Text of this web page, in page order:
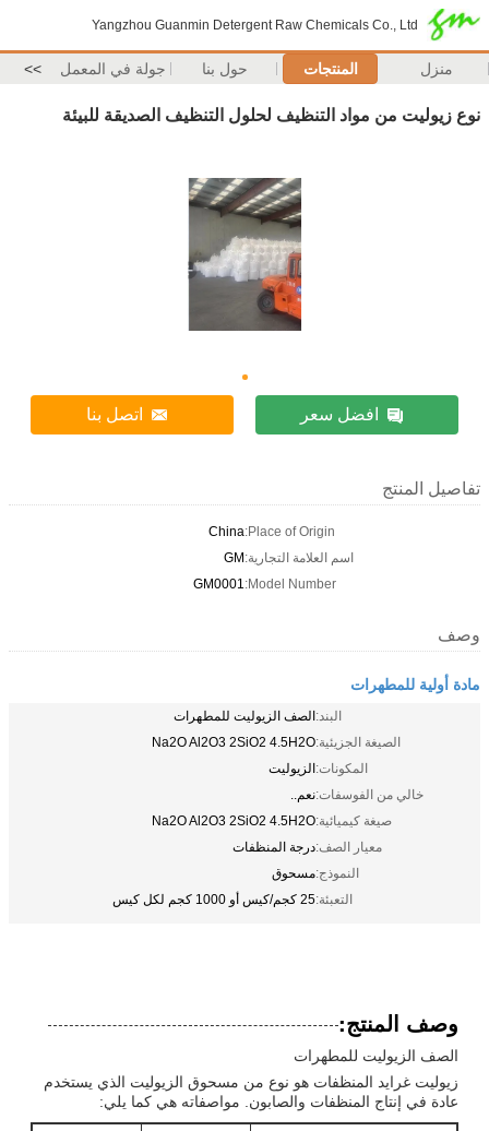
Yangzhou Guanmin Detergent Raw Chemicals Co., Ltd
منزل المنتجات حول بنا جولة في المعمل >>
نوع زيوليت من مواد التنظيف لحلول التنظيف الصديقة للبيئة
افضل سعر اتصل بنا
تفاصيل المنتج
Place of Origin:
China
اسم العلامة التجارية:GM
Model Number:
GM0001
وصف
مادة أولية للمطهرات
البند:الصف الزيوليت للمطهرات
الصيغة الجزيئية:Na2O Al2O3 2SiO2 4.5H2O
المكونات:الزيوليت
خالي من الفوسفات:نعم..
صيغة كيميائية:Na2O Al2O3 2SiO2 4.5H2O
معيار الصف:درجة المنظفات
النموذج:مسحوق
التعبئة:25 كجم/كيس أو 1000 كجم لكل كيس
وصف المنتج:
الصف الزيوليت للمطهرات
زيوليت غرايد المنظفات هو نوع من مسحوق الزيوليت الذي يستخدم
عادة في إنتاج المنظفات والصابون. مواصفاته هي كما يلي: